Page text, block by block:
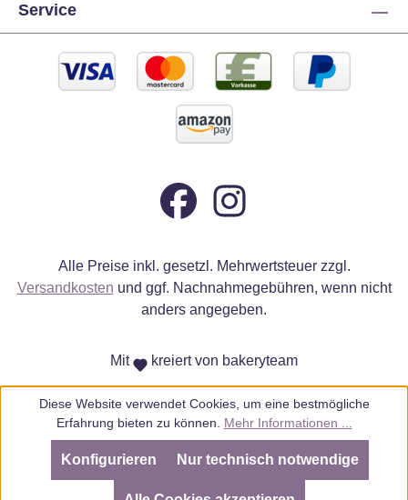
Service
Alle Preise inkl. gesetzl. Mehrwertsteuer zzgl.
Versandkosten und ggf. Nachnahmegebühren, wenn nicht
anders angegeben.
Mit kreiert von bakeryteam
Diese Website verwendet Cookies, um eine bestmögliche
Erfahrung bieten zu können. Mehr Informationen ...
Nur technisch notwendige
Konfigurieren
SEHR GUT
Bewertungen bei: ebay.de, amazon.de, amazon.it, shopvote.de ⓘ